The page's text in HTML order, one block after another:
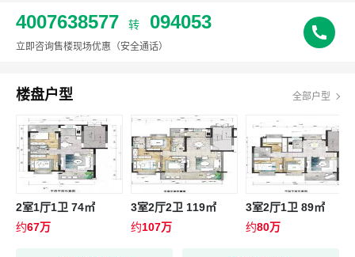
4007638577 转 094053
立即咨询售楼现场优惠 （安全通话）
楼盘户型 全部户型
2室1厅1卫 74㎡
约67万
3室2厅2卫 119㎡
约107万
3室2厅1卫 89㎡
约80万